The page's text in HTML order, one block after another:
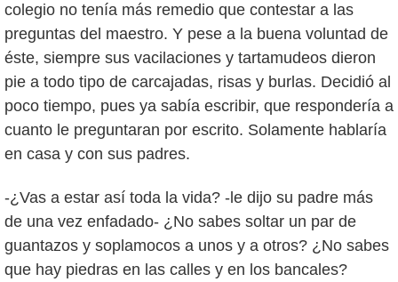
colegio no tenía más remedio que contestar a las
preguntas del maestro. Y pese a la buena voluntad de
éste, siempre sus vacilaciones y tartamudeos dieron
pie a todo tipo de carcajadas, risas y burlas. Decidió al
poco tiempo, pues ya sabía escribir, que respondería a
cuanto le preguntaran por escrito. Solamente hablaría
en casa y con sus padres.
-¿Vas a estar así toda la vida? -le dijo su padre más
de una vez enfadado- ¿No sabes soltar un par de
guantazos y soplamocos a unos y a otros? ¿No sabes
que hay piedras en las calles y en los bancales?